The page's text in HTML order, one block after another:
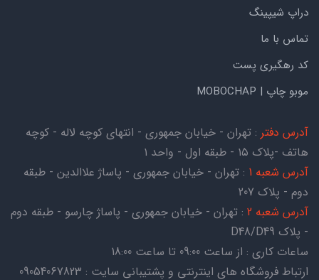
دراپ شیپینگ
تماس با ما
کد رهگیری پست
موبو چاپ | MOBOCHAP
آدرس دفتر : تهران - خیابان جمهوری - انتهای کوچه لاله - کوچه
هاتف -پلاک ۱۵ - طبقه اول - واحد ۱
آدرس شعبه 1
: تهران - خیابان جمهوری - پاساژ علاالدین - طبقه
دوم - پلاک 207
آدرس شعبه 2
: تهران - خیابان جمهوری - پاساژ چارسو - طبقه دوم
- پلاک D48/D49
ساعات کاری : از ساعت 09:00 تا ساعت 18:00
ارتباط فروشگاه های اینترنتی و پشتیبانی سایت : 09054067823